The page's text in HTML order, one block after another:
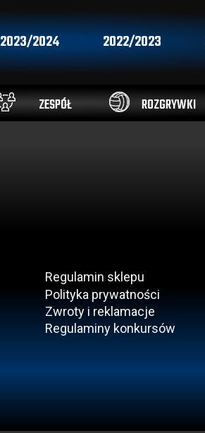
2023/2024 2022/2023
ZESPÓŁ ROZGRYWKI
Regulamin sklepu
Polityka prywatności
Zwroty i reklamacje
Regulaminy konkursów